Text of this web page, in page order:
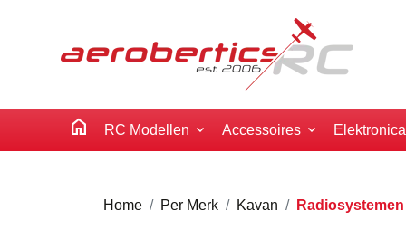
home RC Modellen Accessoires Elektronica
Home Per Merk Kavan Radiosystemen